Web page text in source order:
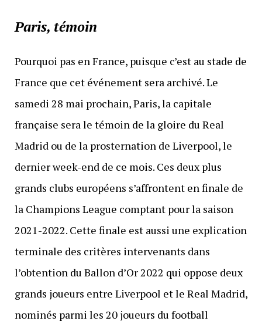
Paris, témoin
Pourquoi pas en France, puisque c’est au stade de
France que cet événement sera archivé. Le
samedi 28 mai prochain, Paris, la capitale
française sera le témoin de la gloire du Real
Madrid ou de la prosternation de Liverpool, le
dernier week-end de ce mois. Ces deux plus
grands clubs européens s’affrontent en finale de
la Champions League comptant pour la saison
2021-2022. Cette finale est aussi une explication
terminale des critères intervenants dans
l’obtention du Ballon d’Or 2022 qui oppose deux
grands joueurs entre Liverpool et le Real Madrid,
nominés parmi les 20 joueurs du football